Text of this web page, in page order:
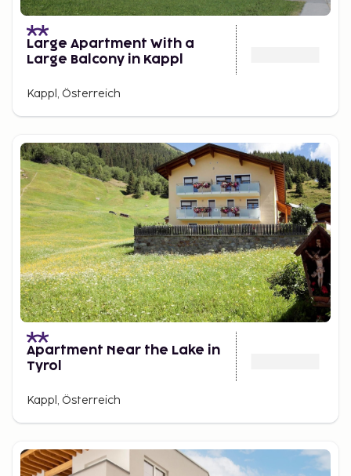
Large Apartment With a
Large Balcony in Kappl
Kappl, Österreich
Apartment Near the Lake in
Tyrol
Kappl, Österreich